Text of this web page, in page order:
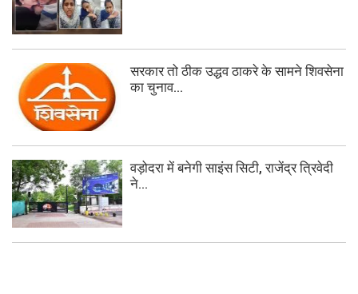
सरकार तो ठीक उद्धव ठाकरे के सामने शिवसेना
का चुनाव...
वड़ोदरा में बनेगी साइंस सिटी, राजेंद्र त्रिवेदी
ने...